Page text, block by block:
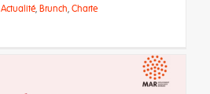
Actualité, Brunch, Charte